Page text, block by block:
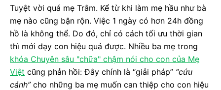
Tuyệt vời quá mẹ Trâm. Kể từ khi làm mẹ hầu như bà
mẹ nào cũng bận rộn. Việc 1 ngày có hơn 24h đồng
hồ là không thể. Do đó, chỉ có cách tối ưu thời gian
thì mới dạy con hiệu quả được. Nhiều ba mẹ trong
khóa Chuyên sâu "chữa" chậm nói cho con của Mẹ
Việt cũng phản hồi: Đây chính là “giải pháp” “cứu
cánh”cho những ba mẹ muốn can thiệp cho con hiệu